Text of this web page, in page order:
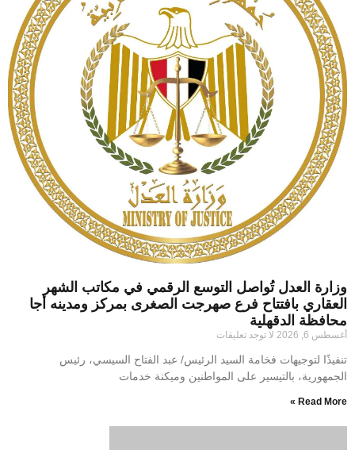
وزارة العدل تُواصل التوسع الرقمي في مكاتب الشهر
العقاري بافتتاح فرع صهرجت الصغرى بمركز ومدينه أجا
محافظة الدقهلية
أغسطس 6, 2026 لا توجد تعليقات
تنفيذًا لتوجيهات فخامة السيد الرئيس/ عبد الفتاح السيسي، رئيس
الجمهورية، بالتيسير على المواطنين وميكنة خدمات
Read More »